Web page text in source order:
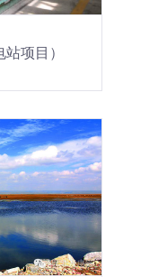
项目）